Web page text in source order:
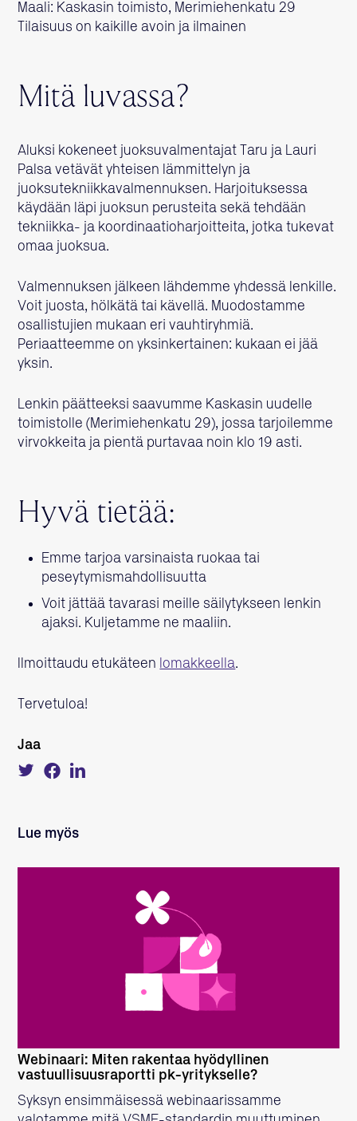
Maali: Kaskasin toimisto, Merimiehenkatu 29
Tilaisuus on kaikille avoin ja ilmainen
Mitä luvassa?
Aluksi kokeneet juoksuvalmentajat Taru ja Lauri
Palsa vetävät yhteisen lämmittelyn ja
juoksutekniikkavalmennuksen. Harjoituksessa
käydään läpi juoksun perusteita sekä tehdään
tekniikka- ja koordinaatioharjoitteita, jotka tukevat
omaa juoksua.
Valmennuksen jälkeen lähdemme yhdessä lenkille.
Voit juosta, hölkätä tai kävellä. Muodostamme
osallistujien mukaan eri vauhtiryhmiä.
Periaatteemme on yksinkertainen: kukaan ei jää
yksin.
Lenkin päätteeksi saavumme Kaskasin uudelle
toimistolle (Merimiehenkatu 29), jossa tarjoilemme
virvokkeita ja pientä purtavaa noin klo 19 asti.
Hyvä tietää:
Emme tarjoa varsinaista ruokaa tai
peseytymismahdollisuutta
Voit jättää tavarasi meille säilytykseen lenkin
ajaksi. Kuljetamme ne maaliin.
Ilmoittaudu etukäteen lomakkeella.
Tervetuloa!
Jaa
Tweet
about
Share
on
Lue myös
LUE LISÄÄ
Webinaari: Miten rakentaa hyödyllinen
vastuullisuusraportti pk-yritykselle?
Syksyn ensimmäisessä webinaarissamme